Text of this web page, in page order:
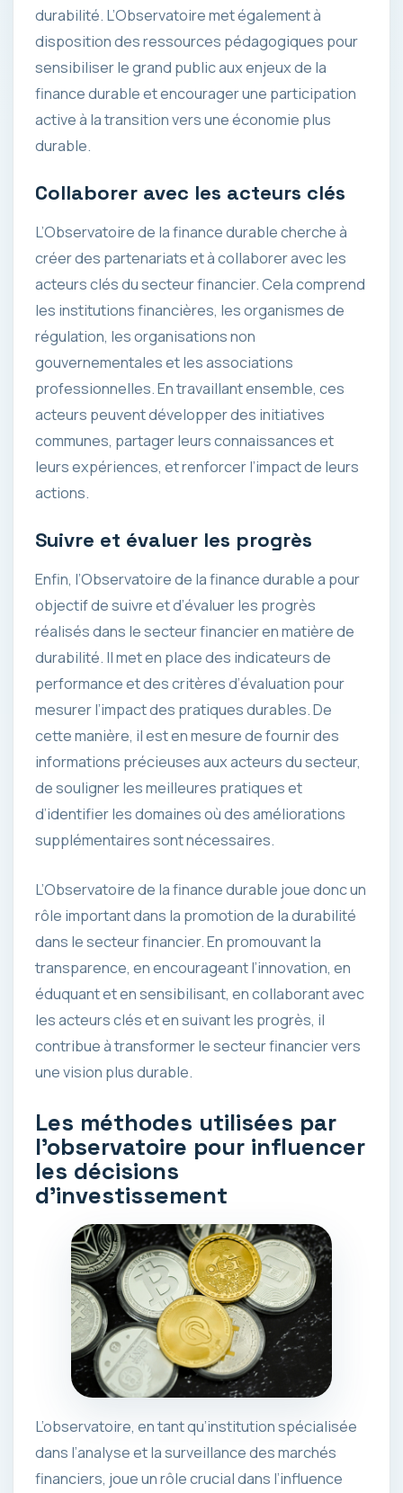
durabilité. L’Observatoire met également à
disposition des ressources pédagogiques pour
sensibiliser le grand public aux enjeux de la
finance durable et encourager une participation
active à la transition vers une économie plus
durable.
Collaborer avec les acteurs clés
L’Observatoire de la finance durable cherche à
créer des partenariats et à collaborer avec les
acteurs clés du secteur financier. Cela comprend
les institutions financières, les organismes de
régulation, les organisations non
gouvernementales et les associations
professionnelles. En travaillant ensemble, ces
acteurs peuvent développer des initiatives
communes, partager leurs connaissances et
leurs expériences, et renforcer l’impact de leurs
actions.
Suivre et évaluer les progrès
Enfin, l’Observatoire de la finance durable a pour
objectif de suivre et d’évaluer les progrès
réalisés dans le secteur financier en matière de
durabilité. Il met en place des indicateurs de
performance et des critères d’évaluation pour
mesurer l’impact des pratiques durables. De
cette manière, il est en mesure de fournir des
informations précieuses aux acteurs du secteur,
de souligner les meilleures pratiques et
d’identifier les domaines où des améliorations
supplémentaires sont nécessaires.
L’Observatoire de la finance durable joue donc un
rôle important dans la promotion de la durabilité
dans le secteur financier. En promouvant la
transparence, en encourageant l’innovation, en
éduquant et en sensibilisant, en collaborant avec
les acteurs clés et en suivant les progrès, il
contribue à transformer le secteur financier vers
une vision plus durable.
Les méthodes utilisées par
l’observatoire pour influencer
les décisions
d’investissement
L’observatoire, en tant qu’institution spécialisée
dans l’analyse et la surveillance des marchés
financiers, joue un rôle crucial dans l’influence